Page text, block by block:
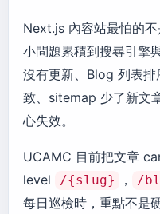
Next.js 內容站最怕的
小問題累積到搜尋引擎
沒有更新、Blog 列表
致、sitemap 少了新文
心失效。
UCAMC 目前把文章
level
/{slug} ， /
每日巡檢時，重點不是